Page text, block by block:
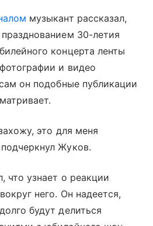
музыкант рассказал,
30-летия
концерта ленты
и видео
он подобные публикации
это для меня
Жуков.
что узнает о реакции
него. Он надеется,
будут делиться